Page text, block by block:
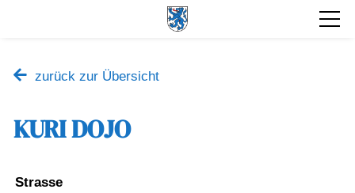
zurück zur Übersicht
KURI DOJO
Strasse